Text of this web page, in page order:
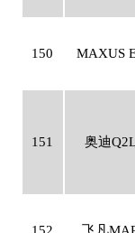
150 MAXUS
151 奥迪